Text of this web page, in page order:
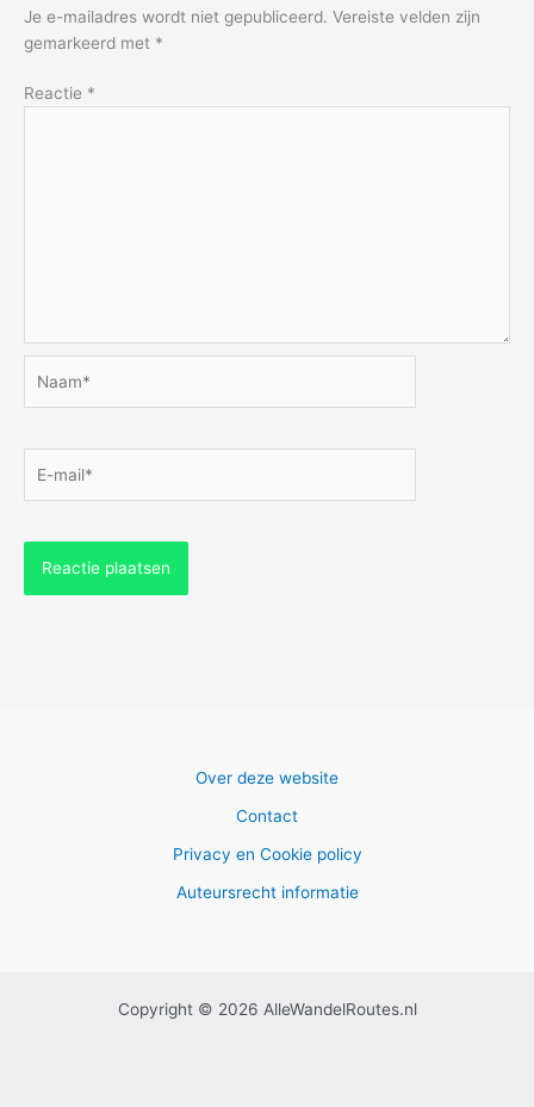
Je e-mailadres wordt niet gepubliceerd. Vereiste velden zijn
gemarkeerd met *
Reactie *
mail*
Over deze website
Contact
Privacy en Cookie policy
Auteursrecht informatie
Copyright © 2026 AlleWandelRoutes.nl